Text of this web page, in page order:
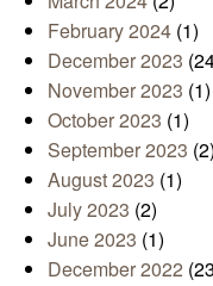
February 2024 (1)
December 2023
November 2023 (1)
October 2023 (1)
September 2023 (2)
August 2023 (1)
July 2023 (2)
June 2023 (1)
December 2022